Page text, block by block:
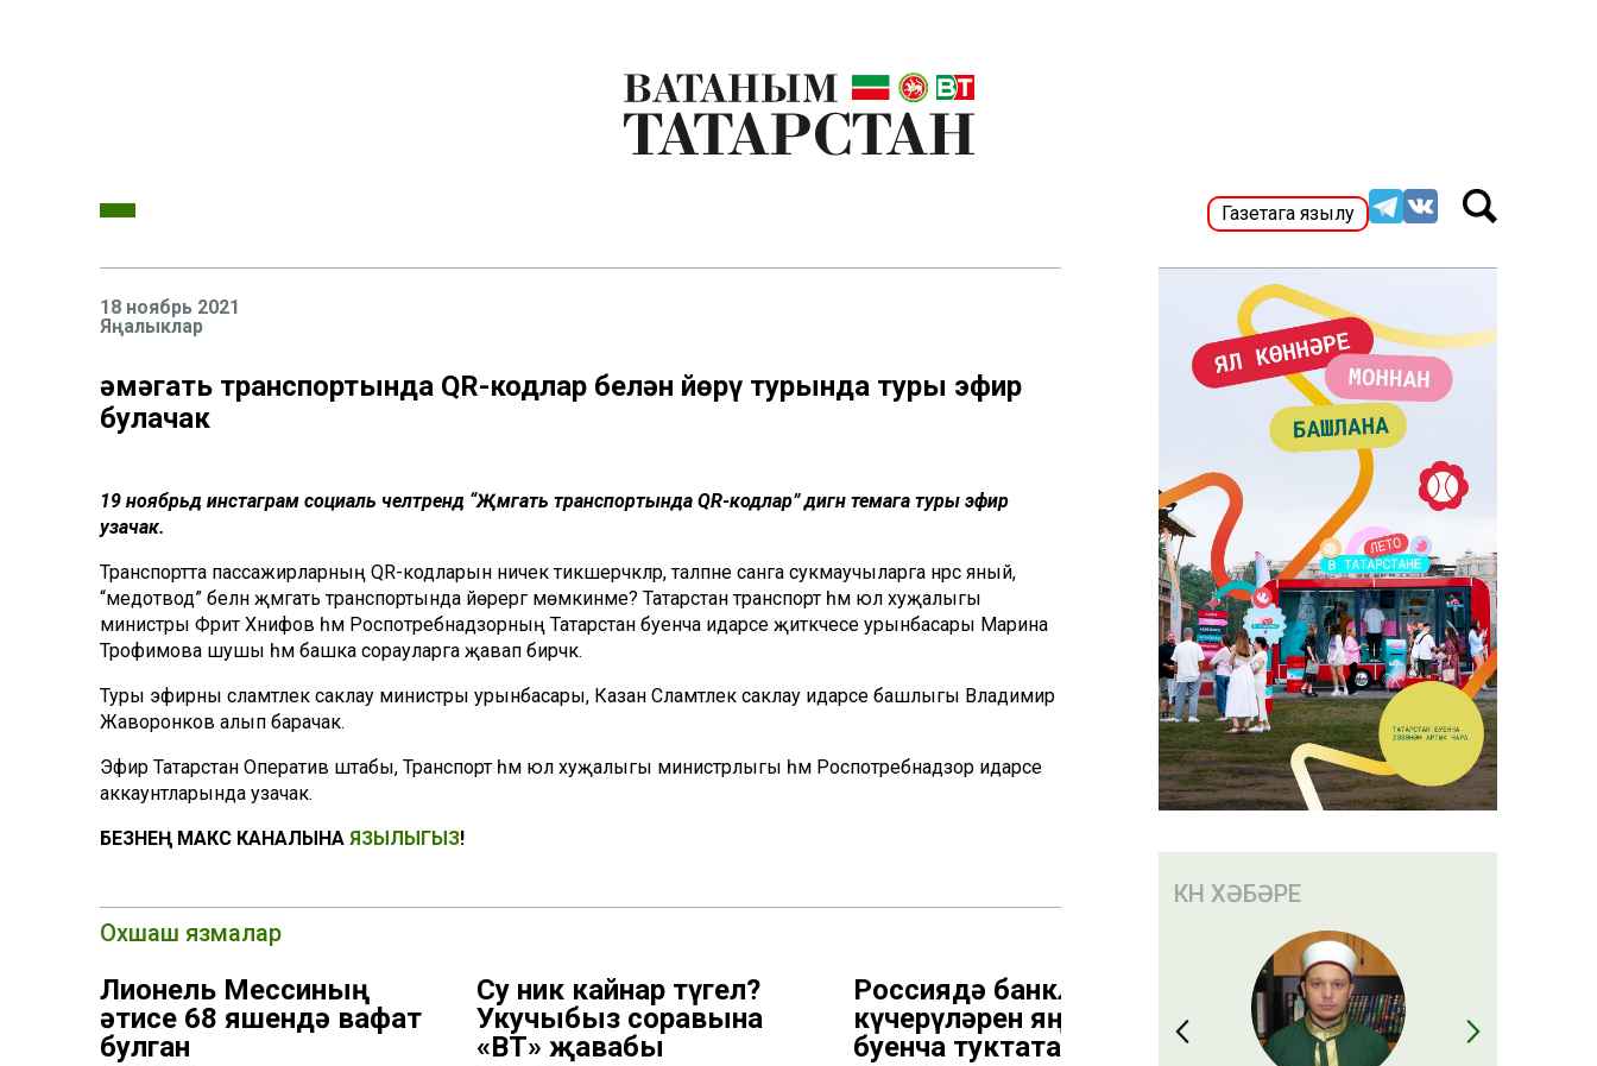
Газетага язылу
18 ноябрь 2021
Яңалыклар
Җәмәгать транспортында QR-кодлар белән йөрү турында туры эфир
булачак
19 ноябрьдә инстаграм социаль челтәрендә “Җәмәгать транспортында QR-кодлар” дигән темага туры эфир
узачак.
Транспортта пассажирларның QR-кодларын ничек тикшерәчәкләр, таләпне санга сукмаучыларга нәрсә яный,
“медотвод” белән җәмәгать транспортында йөрергә мөмкинме? Татарстан транспорт һәм юл хуҗалыгы
министры Фәрит Хәнифов һәм Роспотребнадзорның Татарстан буенча идарәсе җитәкчесе урынбасары Марина
Трофимова шушы һәм башка сорауларга җавап бирәчәк.
Туры эфирны сәламәтлек саклау министры урынбасары, Казан Сәламәтлек саклау идарәсе башлыгы Владимир
Жаворонков алып барачак.
Эфир Татарстан Оператив штабы, Транспорт һәм юл хуҗалыгы министрлыгы һәм Роспотребнадзор идарәсе
аккаунтларында узачак.
БЕЗНЕҢ МАКС КАНАЛЫНА ЯЗЫЛЫГЫЗ!
Охшаш язмалар
Лионель Мессиның
әтисе 68 яшендә вафат
булган
Су ник кайнар түгел?
Укучыбыз соравына
«ВТ» җавабы
Россиядә банклар акча
күчерүләрен яңа сәбәп
буенча туктата алачак
КӨН ХӘБӘРЕ